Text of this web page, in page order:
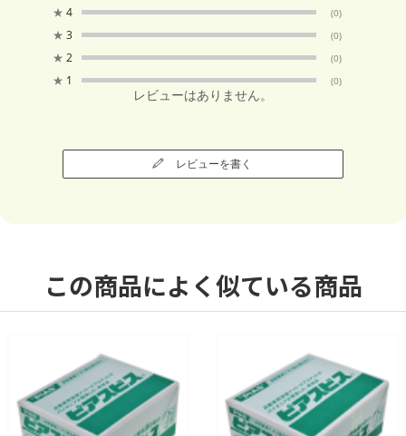
★ 4 (0)
★ 3 (0)
★ 2 (0)
★ 1 (0)
レビューはありません。
レビューを書く
この商品によく似ている商品